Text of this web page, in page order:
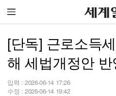
[단독] 근로소득
해 세법개정안
입력 : 2026-06-14 17:26
수정 : 2026-06-14 19:42